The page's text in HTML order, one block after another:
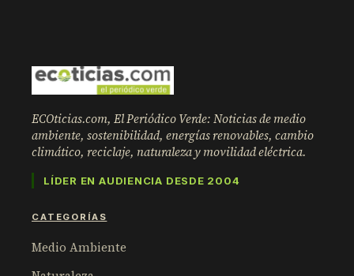
ECOticias.com, El Periódico Verde: Noticias de medio
ambiente, sostenibilidad, energías renovables, cambio
climático, reciclaje, naturaleza y movilidad eléctrica.
LÍDER EN AUDIENCIA DESDE 2004
CATEGORÍAS
Medio Ambiente